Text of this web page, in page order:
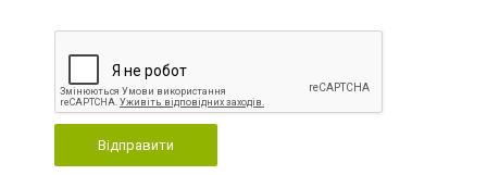
Відправити